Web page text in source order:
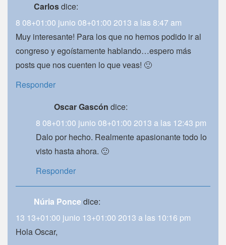
Carlosdice:
8 08+01:00 junio 08+01:00 2013 a las 8:47 am
Muy interesante! Para los que no hemos podido ir al
congreso y egoístamente hablando…espero más
posts que nos cuenten lo que veas! 🙂
Responder
Oscar Gascón dice:
8 08+01:00 junio 08+01:00 2013 a las 12:43 pm
Dalo por hecho. Realmente apasionante todo lo
visto hasta ahora. 🙂
Responder
Núria Poncedice:
13 13+01:00 junio 13+01:00 2013 a las 10:16 pm
Hola Oscar,